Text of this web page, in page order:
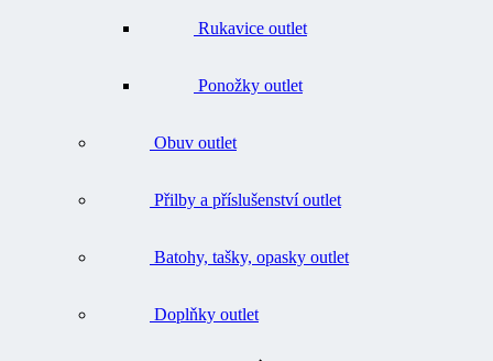
Rukavice outlet
Ponožky outlet
Obuv outlet
Přilby a příslušenství outlet
Batohy, tašky, opasky outlet
Doplňky outlet